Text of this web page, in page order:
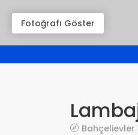
Fotoğrafı Göster
Bahçelievler